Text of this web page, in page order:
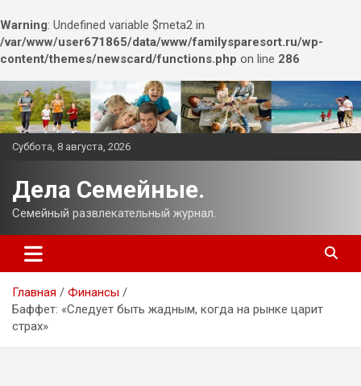
Warning: Undefined variable $meta2 in
/var/www/user671865/data/www/familysparesort.ru/wp-
content/themes/newscard/functions.php on line 286
Перейти
к
содержимому
Суббота, 8 августа, 2026
Дела Семейные.
Семейный развлекательный журнал.
Главная
Финансы
Баффет: «Следует быть жадным, когда на рынке царит
страх»